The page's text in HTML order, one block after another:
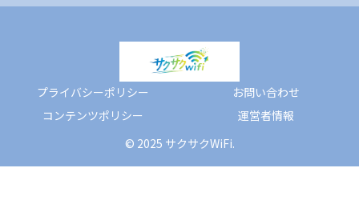
プライバシーポリシー
お問い合わせ
コンテンツポリシー
運営者情報
© 2025 サクサクWiFi.